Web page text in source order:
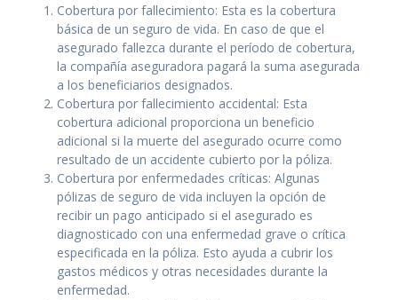
Cobertura por fallecimiento: Esta es la cobertura
básica de un seguro de vida. En caso de que el
asegurado fallezca durante el período de cobertura,
la compañía aseguradora pagará la suma asegurada
a los beneficiarios designados.
Cobertura por fallecimiento accidental: Esta
cobertura adicional proporciona un beneficio
adicional si la muerte del asegurado ocurre como
resultado de un accidente cubierto por la póliza.
Cobertura por enfermedades críticas: Algunas
pólizas de seguro de vida incluyen la opción de
recibir un pago anticipado si el asegurado es
diagnosticado con una enfermedad grave o crítica
especificada en la póliza. Esto ayuda a cubrir los
gastos médicos y otras necesidades durante la
enfermedad.